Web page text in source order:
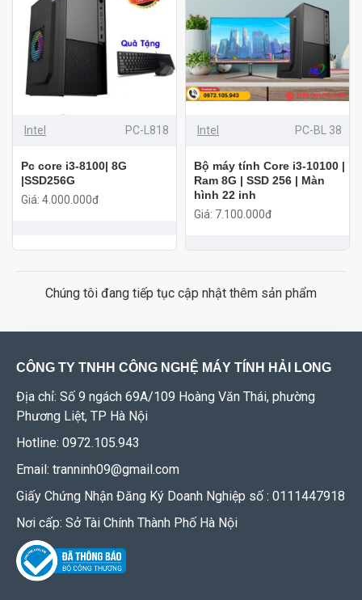
Intel PC-L818
Pc core i3-8100| 8G
|SSD256G
Giá: 4.000.000đ
Intel PC-BL 38
Bộ máy tính Core i3-10100 |
Ram 8G | SSD 256 | Màn
hình 22 inh
Giá: 7.100.000đ
Chúng tôi đang tiếp tục cập nhật thêm sản phẩm
CÔNG TY TNHH CÔNG NGHỆ MÁY TÍNH HẢI LONG
Địa chỉ: Số 9 ngách 69A/109 Hoàng Văn Thái, phường
Phương Liệt, TP Hà Nội
Hotline: 0972.105.943
Email: tranninh09@gmail.com
Giấy Chứng Nhận Đăng Ký Doanh Nghiệp số : 0111447918
Nơi cấp: Sở Tài Chính Thành Phố Hà Nội